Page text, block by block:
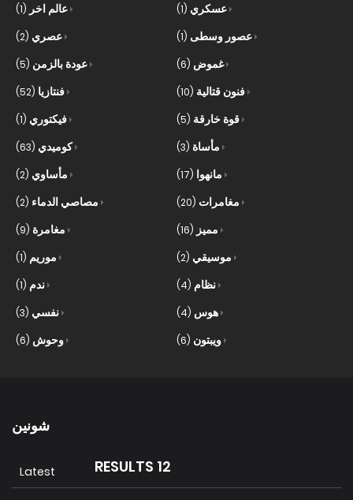
عالم اخر (1) عسكري (1)
عصري (2) عصور وسطى (1)
عودة بالزمن (5) غموض (6)
فنتازيا (52) فنون قتالية (10)
فيكتوري (1) قوة خارقة (5)
كوميدي (63) مأساة (3)
مأساوي (2) مانهوا (17)
مصاصي الدماء (2) مغامرات (20)
مغامرة (9) مميز (16)
موريم (1) موسيقي (2)
ندم (1) نظام (4)
نفسي (3) هوس (4)
وحوش (6) ويبتون (6)
شونين
12 RESULTS
Latest